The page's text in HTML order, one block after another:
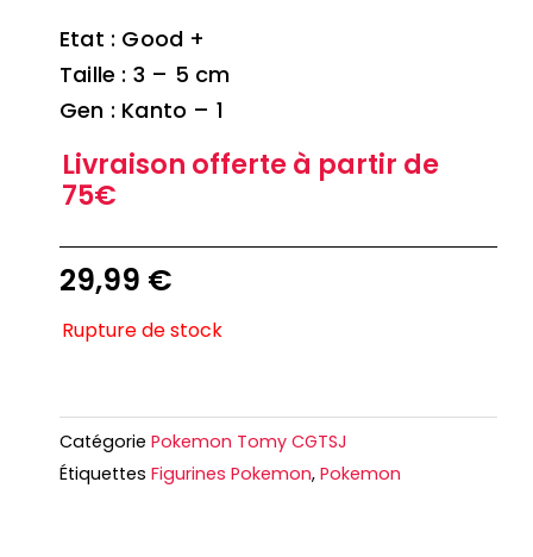
Etat : Good +
Taille : 3 – 5 cm
Gen : Kanto – 1
Livraison offerte à partir de
75€
29,99 €
Rupture de stock
Catégorie Pokemon Tomy CGTSJ
Étiquettes Figurines Pokemon, Pokemon